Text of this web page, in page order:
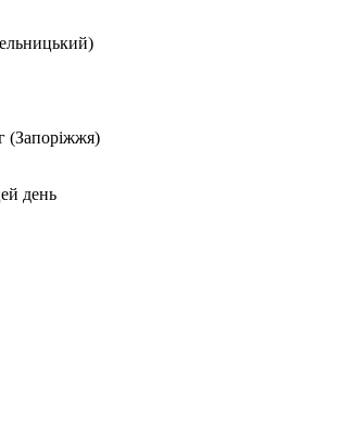
(Запоріжжя)
день